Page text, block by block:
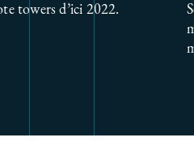
towers d’ici 2022.